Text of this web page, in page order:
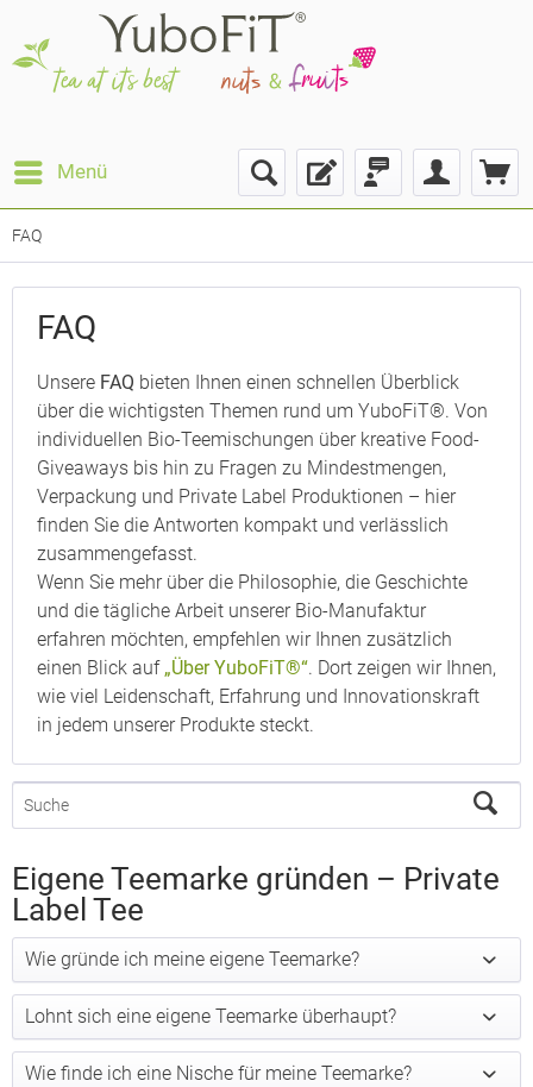
Menü
FAQ
FAQ
Unsere FAQ bieten Ihnen einen schnellen Überblick
über die wichtigsten Themen rund um YuboFiT®. Von
individuellen Bio-Teemischungen über kreative Food-
Giveaways bis hin zu Fragen zu Mindestmengen,
Verpackung und Private Label Produktionen – hier
finden Sie die Antworten kompakt und verlässlich
zusammengefasst.
Wenn Sie mehr über die Philosophie, die Geschichte
und die tägliche Arbeit unserer Bio-Manufaktur
erfahren möchten, empfehlen wir Ihnen zusätzlich
einen Blick auf „Über YuboFiT®“. Dort zeigen wir Ihnen,
wie viel Leidenschaft, Erfahrung und Innovationskraft
in jedem unserer Produkte steckt.
Eigene Teemarke gründen – Private
Label Tee
Wie gründe ich meine eigene Teemarke?
Lohnt sich eine eigene Teemarke überhaupt?
Wie finde ich eine Nische für meine Teemarke?